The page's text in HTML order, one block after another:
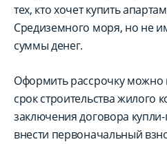
тех, кто хочет купить
Средиземного моря, но не
суммы денег.
Оформить рассрочку можно
срок строительства жилого
заключения договора
внести первоначальный